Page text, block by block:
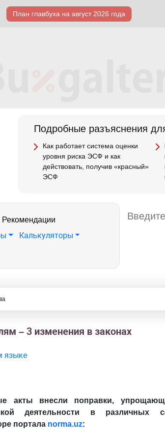
План главбуха на август 2026 года
Подробные разъяснения
Как работает система оценки
уровня риска ЭСФ и как
действовать, получив «красный»
ЭСФ
Рекомендации
Калькуляторы
– 3 изменения в законах
языке
акты внесли поправки,
деятельности в различных
портала norma.uz: